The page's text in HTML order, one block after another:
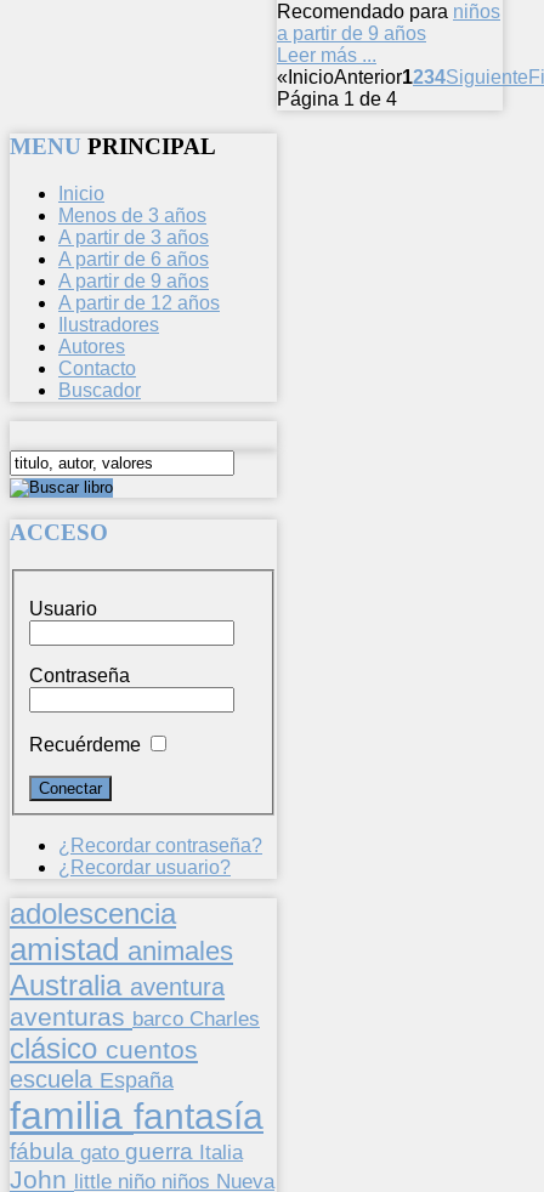
Recomendado para niños
a partir de 9 años
Leer más ...
« InicioAnterior1234Siguiente
Página 1 de 4
MENU PRINCIPAL
Inicio
Menos de 3 años
A partir de 3 años
A partir de 6 años
A partir de 9 años
A partir de 12 años
Ilustradores
Autores
Contacto
Buscador
ACCESO
Usuario
Contraseña
Recuérdeme
¿Recordar contraseña?
¿Recordar usuario?
adolescencia
amistad animales
Australia aventura
aventuras barco Charles
clásico cuentos
escuela España
familia fantasía
fábula gato guerra Italia
John little niño niños Nueva